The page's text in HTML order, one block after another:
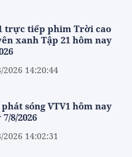
trực tiếp phim Trời cao
xanh Tập 21 hôm nay
2026 14:20:44
sóng VTV1 hôm nay
8/2026
2026 14:02:31